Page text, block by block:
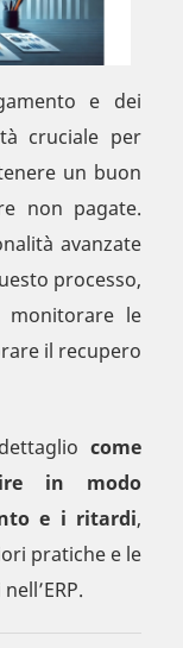
e dei
cruciale per
un buon
non pagate.
avanzate
processo,
monitorare le
il recupero
come
in modo
e i ritardi,
pratiche e le